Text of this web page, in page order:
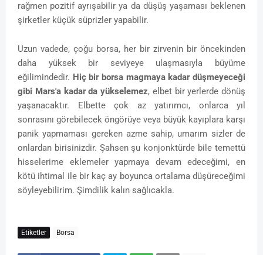
rağmen pozitif ayrışabilir ya da düşüş yaşaması beklenen
şirketler küçük süprizler yapabilir.
Uzun vadede, çoğu borsa, her bir zirvenin bir öncekinden
daha yüksek bir seviyeye ulaşmasıyla büyüme
eğilimindedir. Hiç bir borsa magmaya kadar düşmeyeceği
gibi Mars'a kadar da yükselemez, elbet bir yerlerde dönüş
yaşanacaktır. Elbette çok az yatırımcı, onlarca yıl
sonrasını görebilecek öngörüye veya büyük kayıplara karşı
panik yapmaması gereken azme sahip, umarım sizler de
onlardan birisinizdir. Şahsen şu konjonktürde bile temettü
hisselerime eklemeler yapmaya devam edeceğimi, en
kötü ihtimal ile bir kaç ay boyunca ortalama düşüreceğimi
söyleyebilirim. Şimdilik kalın sağlıcakla.
Etiketler Borsa